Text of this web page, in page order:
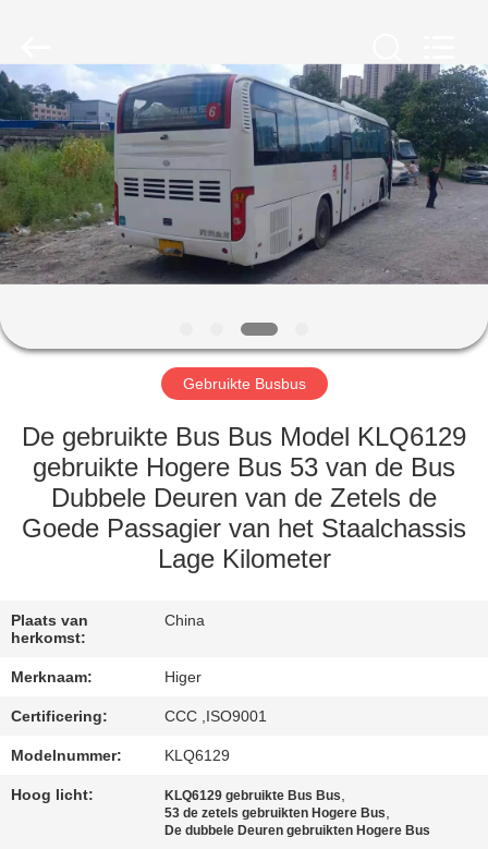
HUIS
PRODUCTEN
ONGEVEER
ONS
FABRIEKSREIS
KWALITEITSCONTROLE
CONTACTEER
ONS
OM EEN
CITAAT
PRIVACYBELEID
All
Rights
Reserved.
Gebruikte Busbus
De gebruikte Bus Bus Model KLQ6129
gebruikte Hogere Bus 53 van de Bus
Dubbele Deuren van de Zetels de
Goede Passagier van het Staalchassis
Lage Kilometer
Plaats van
herkomst:
China
Merknaam: Higer
Certificering: CCC ,ISO9001
Modelnummer: KLQ6129
Hoog licht: KLQ6129 gebruikte Bus Bus,
53 de zetels gebruikten Hogere Bus,
De dubbele Deuren gebruikten Hogere Bus